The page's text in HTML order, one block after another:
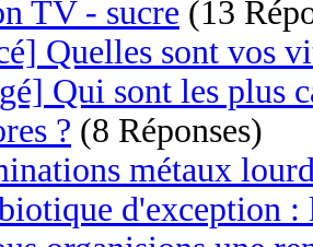
TV - sucre (13
Quelles sont vos
Qui sont les plus
? (8 Réponses)
métaux
d'exception